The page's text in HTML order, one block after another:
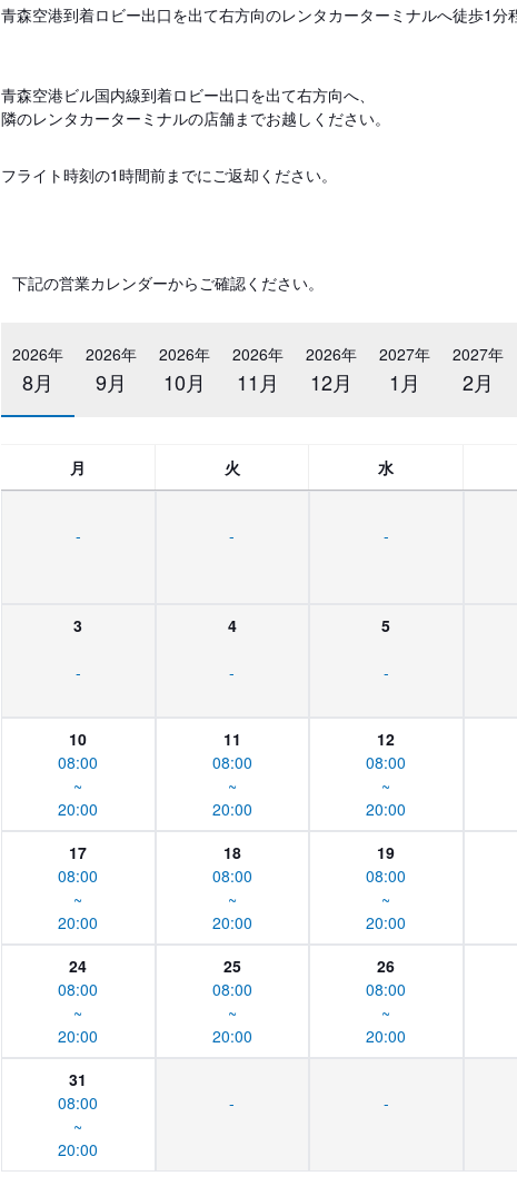
青森空港到着ロビー出口を出て右方向のレンタカーターミナルへ徒歩1分
青森空港ビル国内線到着ロビー出口を出て右方向へ、
隣のレンタカーターミナルの店舗までお越しください。
フライト時刻の1時間前までにご返却ください。
下記の営業カレンダーからご確認ください。
2026年
8月
2026年
9月
2026年
10月
2026年
11月
2026年
12月
2027年
1月
2027年
2月
月 火 水
- - -
3
-
4
-
5
-
10
08:00
~
20:00
11
08:00
~
20:00
12
08:00
~
20:00
17
08:00
~
20:00
18
08:00
~
20:00
19
08:00
~
20:00
24
08:00
~
20:00
25
08:00
~
20:00
26
08:00
~
20:00
31
08:00
~
20:00
- -